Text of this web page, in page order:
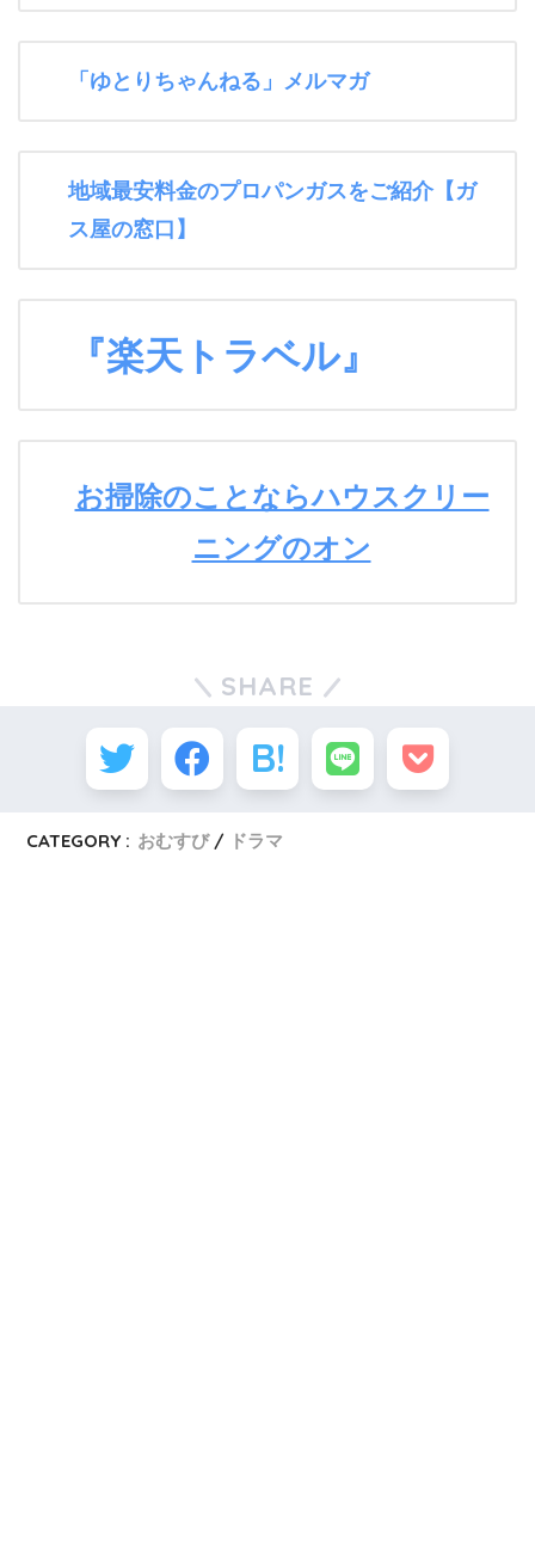
「ゆとりちゃんねる」メルマガ
地域最安料金のプロパンガスをご紹介【ガ
ス屋の窓口】
『楽天トラベル』
お掃除のことならハウスクリー
ニングのオン
SHARE
CATEGORY : おむすび ドラマ